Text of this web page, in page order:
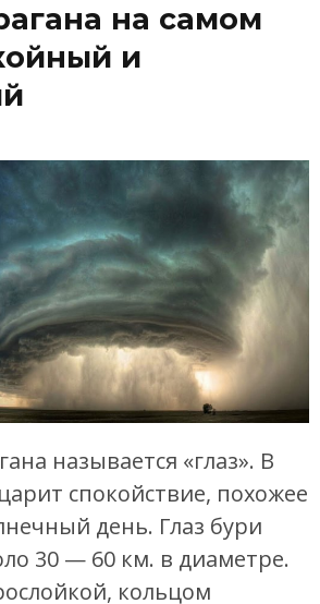
на самом
и
называется «глаз». В
спокойствие, похожее
день. Глаз бури
30 — 60 км. в диаметре.
кольцом